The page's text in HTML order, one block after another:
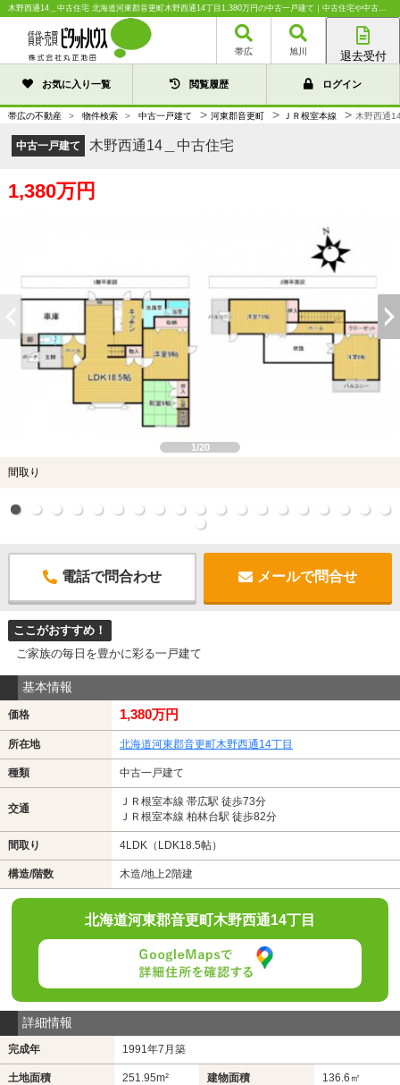
木野西通14＿中古住宅 北海道河東郡音更町木野西通14丁目1,380万円の中古一戸建て｜中古住宅や中古物件情報｜株式会社丸正池田
帯広 旭川 退去受付
旭川店
お気に入り一覧 閲覧履歴 ログイン
帯広の不動産 > 物件検索 > 中古一戸建て > 河東郡音更町 > ＪＲ根室本線 > 木野西通
中古一戸建て 木野西通14＿中古住宅
1,380万円
1/20
間取り
電話で問合わせ メールで問合せ
ここがおすすめ！
ご家族の毎日を豊かに彩る一戸建て
基本情報
価格 1,380万円
所在地 北海道河東郡音更町木野西通14丁目
種類 中古一戸建て
交通
ＪＲ根室本線 帯広駅 徒歩73分
ＪＲ根室本線 柏林台駅 徒歩82分
間取り 4LDK（LDK18.5帖）
構造/階数 木造/地上2階建
北海道河東郡音更町木野西通14丁目
詳細情報
完成年 1991年7月築
土地面積 251.95m² 建物面積 136.6㎡